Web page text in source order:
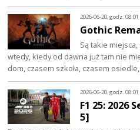
2026-06-20, godz. 08:01
Gothic
Są takie
wtedy, kiedy od dawna już tam nie
dom, czasem szkoła, czasem
2026-06-20, godz. 08:01
F1 25: 2026
5]